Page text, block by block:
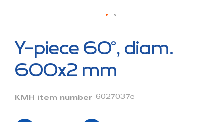
the
beginning
of
images
Y-piece 60°, diam.
600x2 mm
KMH item number 6027037e